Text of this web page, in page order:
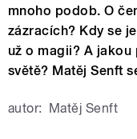
mnoho podob. O
zázracích? Kdy se
už o magii? A jakou
světě? Matěj Senft
autor: Matěj Senft